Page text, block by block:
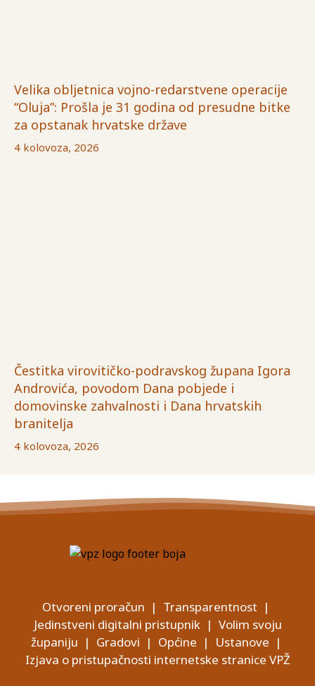
Velika obljetnica vojno-redarstvene operacije
“Oluja”: Prošla je 31 godina od presudne bitke
za opstanak hrvatske države
4 kolovoza, 2026
Čestitka virovitičko-podravskog župana Igora
Androvića, povodom Dana pobjede i
domovinske zahvalnosti i Dana hrvatskih
branitelja
4 kolovoza, 2026
Otvoreni proračun | Transparentnost |
Jedinstveni digitalni pristupnik| Volim svoju
županiju | Gradovi | Općine | Ustanove |
Izjava o pristupačnosti internetske stranice VPŽ